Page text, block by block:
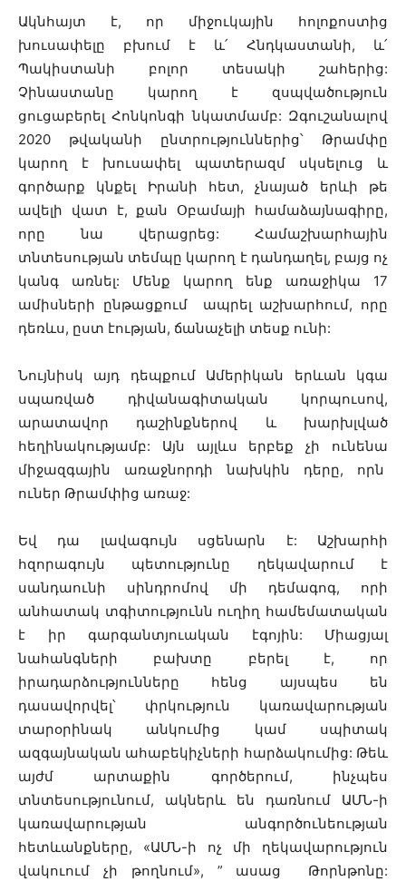
Ակնհայտ է, որ միջուկային հոլոքոստից
խուսափելը բխում է և՛ Հնդկաստանի, և՛
Պակիստանի բոլոր տեսակի շահերից:
Չինաստանը կարող է զսպվածություն
ցուցաբերել Հոնկոնգի նկատմամբ: Զգուշանալով
2020 թվականի ընտրություններից՝ Թրամփը
կարող է խուսափել պատերազմ սկսելուց և
գործարք կնքել Իրանի հետ, չնայած երևի թե
ավելի վատ է, քան Օբամայի համաձայնագիրը,
որը նա վերացրեց: Համաշխարհային
տնտեսության տեմպը կարող է դանդաղել, բայց ոչ
կանգ առնել: Մենք կարող ենք առաջիկա 17
ամիսների ընթացքում ապրել աշխարհում, որը
դեռևս, ըստ էության, ճանաչելի տեսք ունի:
Նույնիսկ այդ դեպքում Ամերիկան երևան կգա
սպառված դիվանագիտական կորպուսով,
արատավոր դաշինքներով և խարխլված
հեղինակությամբ: Այն այլևս երբեք չի ունենա
միջազգային առաջնորդի նախկին դերը, որն
ուներ Թրամփից առաջ:
Եվ դա լավագույն սցենարն է: Աշխարհի
հզորագույն պետությունը ղեկավարում է
սանդաունի սինդրոմով մի դեմագոգ, որի
անհատակ տգիտությունն ուղիղ համեմատական
է իր գարգանտյուական էգոյին: Միացյալ
նահանգների բախտը բերել է, որ
իրադարձությունները հենց այսպես են
դասավորվել՝ փրկություն կառավարության
տարօրինակ անկումից կամ սպիտակ
ազգայնական ահաբեկիչների հարձակումից: Թեև
այժմ արտաքին գործերում, ինչպես
տնտեսությունում, ակներև են դառնում ԱՄՆ-ի
կառավարության անգործունեության
հետևանքները, «ԱՄՆ-ի ոչ մի ղեկավարություն
վակուում չի թողնում», ” ասաց Թորնթոնը: